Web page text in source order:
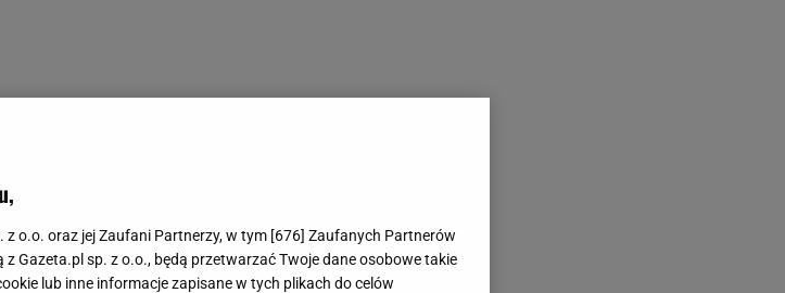
wyprzedają się w mig. Powód?
RABATY do -80%
z o.o. oraz jej Zaufani Partnerzy, w tym [676] Zaufanych Partnerów
Gazeta.pl sp. z o.o., będą przetwarzać Twoje dane osobowe takie
lub inne informacje zapisane w tych plikach do celów